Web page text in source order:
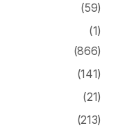
(59)
(1)
(866)
(141)
(21)
(213)